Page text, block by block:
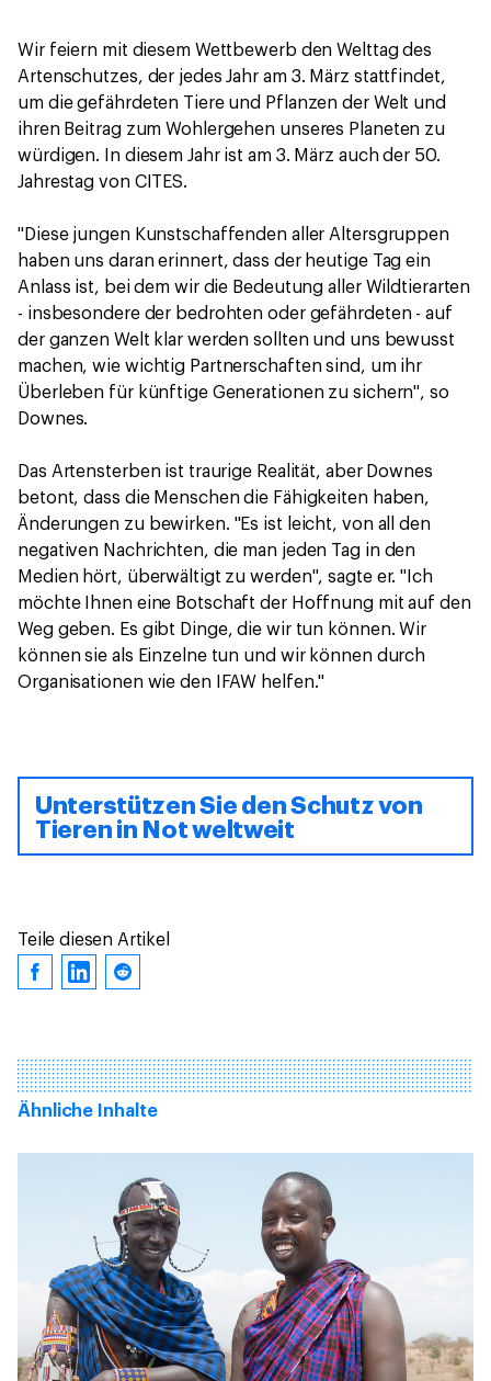
Wir feiern mit diesem Wettbewerb den Welttag des
Artenschutzes, der jedes Jahr am 3. März stattfindet,
um die gefährdeten Tiere und Pflanzen der Welt und
ihren Beitrag zum Wohlergehen unseres Planeten zu
würdigen. In diesem Jahr ist am 3. März auch der 50.
Jahrestag von CITES.
"Diese jungen Kunstschaffenden aller Altersgruppen
haben uns daran erinnert, dass der heutige Tag ein
Anlass ist, bei dem wir die Bedeutung aller Wildtierarten
- insbesondere der bedrohten oder gefährdeten - auf
der ganzen Welt klar werden sollten und uns bewusst
machen, wie wichtig Partnerschaften sind, um ihr
Überleben für künftige Generationen zu sichern", so
Downes.
Das Artensterben ist traurige Realität, aber Downes
betont, dass die Menschen die Fähigkeiten haben,
Änderungen zu bewirken. "Es ist leicht, von all den
negativen Nachrichten, die man jeden Tag in den
Medien hört, überwältigt zu werden", sagte er. "Ich
möchte Ihnen eine Botschaft der Hoffnung mit auf den
Weg geben. Es gibt Dinge, die wir tun können. Wir
können sie als Einzelne tun und wir können durch
Organisationen wie den IFAW helfen."
Unterstützen Sie den Schutz von
Tieren in Not weltweit
Teile diesen Artikel
Ähnliche Inhalte